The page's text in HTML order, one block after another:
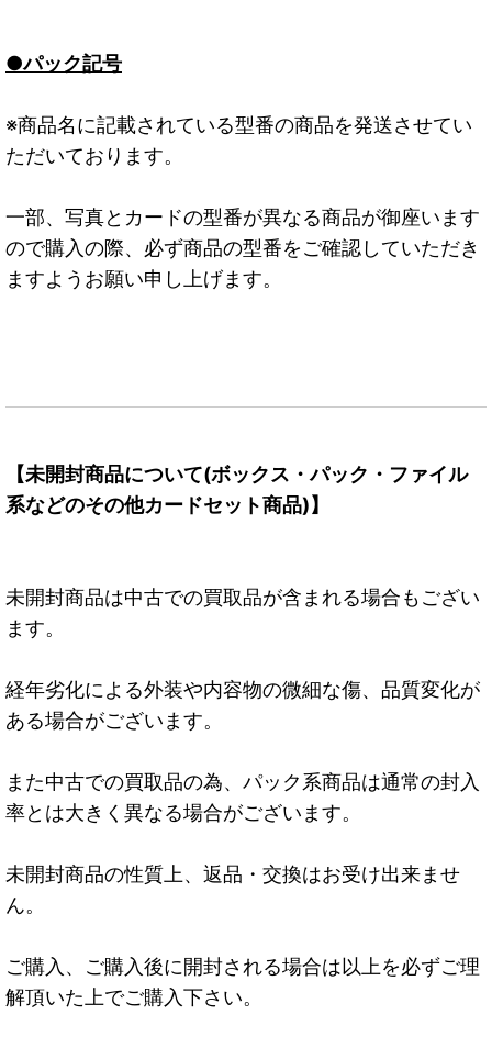
●パック記号
※商品名に記載されている型番の商品を発送させてい
ただいております。
一部、写真とカードの型番が異なる商品が御座います
ので購入の際、必ず商品の型番をご確認していただき
ますようお願い申し上げます。
【未開封商品について(ボックス・パック・ファイル
系などのその他カードセット商品)】
未開封商品は中古での買取品が含まれる場合もござい
ます。
経年劣化による外装や内容物の微細な傷、品質変化が
ある場合がございます。
また中古での買取品の為、パック系商品は通常の封入
率とは大きく異なる場合がございます。
未開封商品の性質上、返品・交換はお受け出来ませ
ん。
ご購入、ご購入後に開封される場合は以上を必ずご理
解頂いた上でご購入下さい。